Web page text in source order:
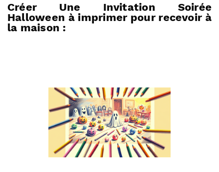
Créer Une Invitation Soirée
Halloween à imprimer pour recevoir à
la maison :